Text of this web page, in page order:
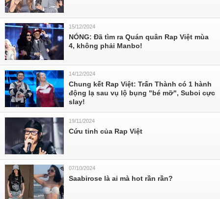
15/12/2024
NÓNG: Đã tìm ra Quán quân Rap Việt mùa
4, không phải Manbo!
14/12/2024
Chung kết Rap Việt: Trấn Thành có 1 hành
động lạ sau vụ lộ bụng "bé mỡ", Suboi cực
slay!
19/11/2024
Cứu tinh của Rap Việt
07/10/2024
Saabirose là ai mà hot rần rần?